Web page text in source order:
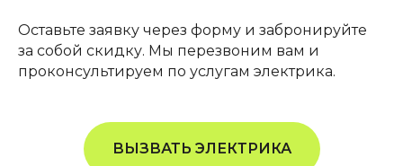
Оставьте заявку через форму и забронируйте
за собой скидку. Мы перезвоним вам и
проконсультируем по услугам электрика.
ВЫЗВАТЬ ЭЛЕКТРИКА